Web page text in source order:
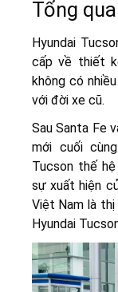
Tổng
Hyundai
cấp về thiết
không có
với đời xe cũ.
Sau Santa Fe
mới cuối
Tucson thế
sự xuất hiện
Việt Nam là
Hyundai